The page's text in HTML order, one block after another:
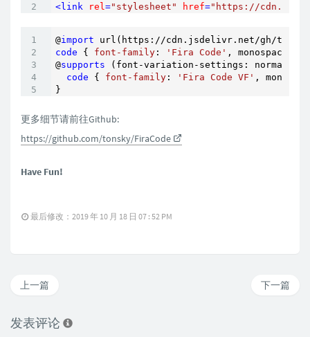
<link rel="stylesheet" href="https://
@import url(https://cdn.jsdelivr.net/gh/tonsky/
code { font-family : 'Fira Code' , monospace; }
@supports (font-variation-settings: normal) {
code { font-family : 'Fira Code VF' ,
}
更多细节请前往Github:
https://github.com/tonsky/FiraCode
Have Fun!
最后修改：2019 年 10 月 18 日 07 : 52 PM
下一篇
上一篇
发表评论